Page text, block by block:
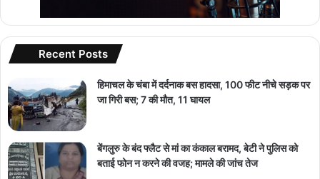
Recent Posts
हिमाचल के चंबा में दर्दनाक बस हादसा, 100 फीट नीचे सड़क पर
जा गिरी बस; 7 की मौत, 11 घायल
बेंगलुरु के बंद फ्लैट से मां का कंकाल बरामद, बेटी ने पुलिस को
बताई फोन न करने की वजह; मामले की जांच तेज